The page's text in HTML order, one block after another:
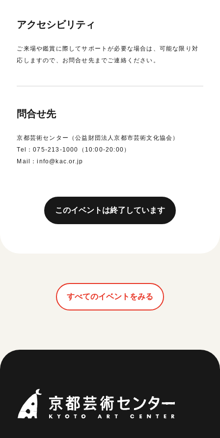
アクセシビリティ
ご来場や鑑賞に際してサポートが必要な場合は、可能な限り対
応しますので、お問合せ先までご連絡ください。
問合せ先
京都芸術センター（公益財団法人京都市芸術文化協会）
Tel：075-213-1000（10:00-20:00）
Mail：info@kac.or.jp
このイベントは終了しています
すべてのイベントをみる